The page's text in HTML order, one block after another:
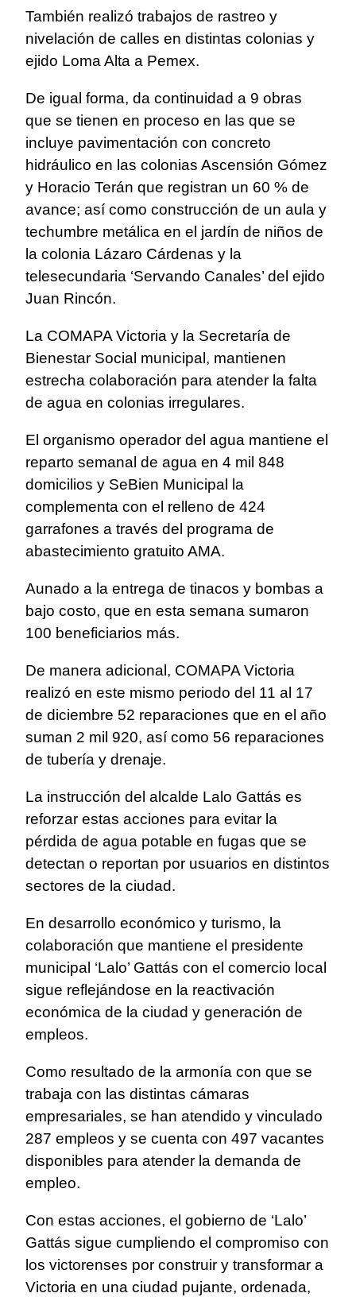
También realizó trabajos de rastreo y
nivelación de calles en distintas colonias y
ejido Loma Alta a Pemex.
De igual forma, da continuidad a 9 obras
que se tienen en proceso en las que se
incluye pavimentación con concreto
hidráulico en las colonias Ascensión Gómez
y Horacio Terán que registran un 60 % de
avance; así como construcción de un aula y
techumbre metálica en el jardín de niños de
la colonia Lázaro Cárdenas y la
telesecundaria ‘Servando Canales’ del ejido
Juan Rincón.
La COMAPA Victoria y la Secretaría de
Bienestar Social municipal, mantienen
estrecha colaboración para atender la falta
de agua en colonias irregulares.
El organismo operador del agua mantiene el
reparto semanal de agua en 4 mil 848
domicilios y SeBien Municipal la
complementa con el relleno de 424
garrafones a través del programa de
abastecimiento gratuito AMA.
Aunado a la entrega de tinacos y bombas a
bajo costo, que en esta semana sumaron
100 beneficiarios más.
De manera adicional, COMAPA Victoria
realizó en este mismo periodo del 11 al 17
de diciembre 52 reparaciones que en el año
suman 2 mil 920, así como 56 reparaciones
de tubería y drenaje.
La instrucción del alcalde Lalo Gattás es
reforzar estas acciones para evitar la
pérdida de agua potable en fugas que se
detectan o reportan por usuarios en distintos
sectores de la ciudad.
En desarrollo económico y turismo, la
colaboración que mantiene el presidente
municipal ‘Lalo’ Gattás con el comercio local
sigue reflejándose en la reactivación
económica de la ciudad y generación de
empleos.
Como resultado de la armonía con que se
trabaja con las distintas cámaras
empresariales, se han atendido y vinculado
287 empleos y se cuenta con 497 vacantes
disponibles para atender la demanda de
empleo.
Con estas acciones, el gobierno de ‘Lalo’
Gattás sigue cumpliendo el compromiso con
los victorenses por construir y transformar a
Victoria en una ciudad pujante, ordenada,